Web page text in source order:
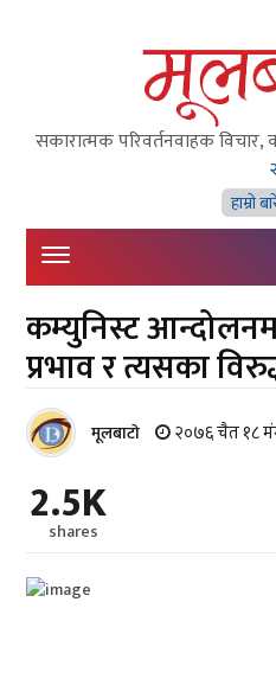
सकारात्मक परिवर्तनवाहक
हाम्राे
कम्युनिस्ट
प्रभाव र त्यसका
मूलबाटाे २०७६ चैत १८
2.5K
shares